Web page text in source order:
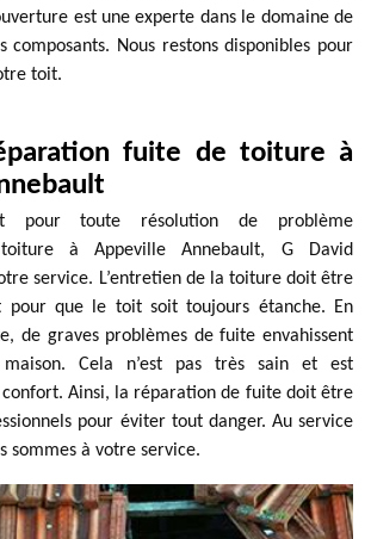
est une experte dans le domaine de
composants. Nous restons disponibles pour
toit.
fuite de toiture à
pour toute résolution de problème
à Appeville Annebault, G David
service. L’entretien de la toiture doit être
pour que le toit soit toujours étanche. En
de graves problèmes de fuite envahissent
Cela n’est pas très sain et est
Ainsi, la réparation de fuite doit être
pour éviter tout danger. Au service
sommes à votre service.